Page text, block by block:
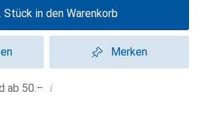
Stück in den Warenkorb
Merken
ab 50.– i